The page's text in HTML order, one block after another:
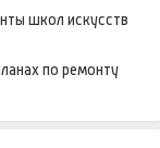
школ искусств
по ремонту